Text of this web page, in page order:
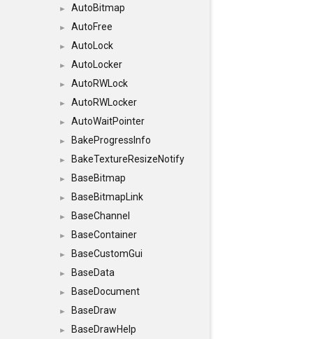
► AutoBitmap
► AutoFree
► AutoLock
► AutoLocker
► AutoRWLock
► AutoRWLocker
► AutoWaitPointer
► BakeProgressInfo
► BakeTextureResizeNotify
► BaseBitmap
► BaseBitmapLink
► BaseChannel
► BaseContainer
► BaseCustomGui
► BaseData
► BaseDocument
► BaseDraw
► BaseDrawHelp